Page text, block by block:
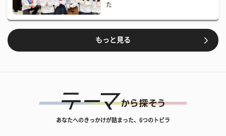
た
もっと見る
あなたへのきっかけが詰まった、6つのトビラ